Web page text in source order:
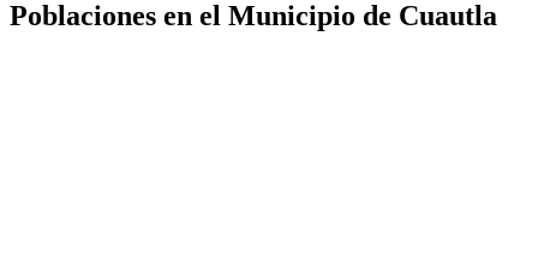
Poblaciones en el Municipio de Cuautla